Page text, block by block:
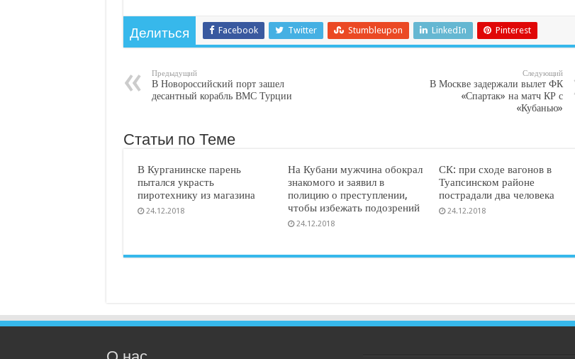
Делиться Facebook Twitter Stumbleupon LinkedIn Pinterest
Предыдущий
В Новороссийский порт зашел
десантный корабль ВМС Турции
Следующий
В Москве задержали вылет ФК
«Спартак» на матч КР с
«Кубанью»
Статьи по Теме
В Курганинске парень
пытался украсть
пиротехнику из магазина
24.12.2018
На Кубани мужчина обокрал
знакомого и заявил в
полицию о преступлении,
чтобы избежать подозрений
24.12.2018
СК: при сходе вагонов в
Туапсинском районе
пострадали два человека
24.12.2018